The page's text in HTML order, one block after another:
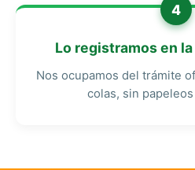
4
Lo registramos en
Nos ocupamos del trámite
colas, sin